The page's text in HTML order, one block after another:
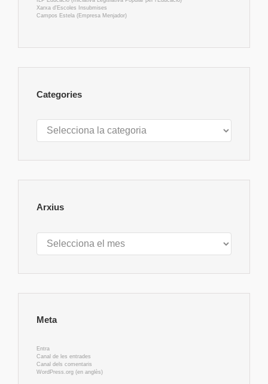
Xarxa d'Escoles Insubmises
Campos Estela (Empresa Menjador)
Categories
Categories
Arxius
Arxius
Meta
Entra
Canal de les entrades
Canal dels comentaris
WordPress.org (en anglès)